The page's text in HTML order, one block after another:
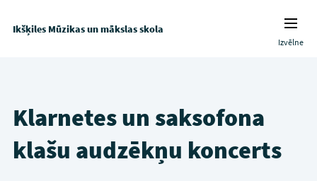
Ikšķiles Mūzikas un mākslas skola
Izvēlne
Klarnetes un saksofona
klašu audzēkņu koncerts